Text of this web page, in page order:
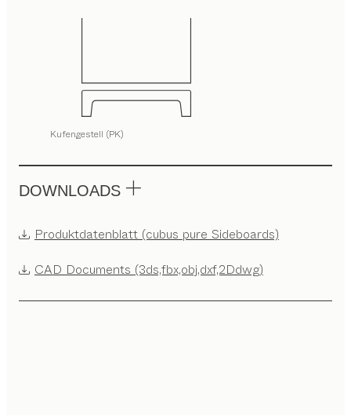
Kufengestell (PK)
DOWNLOADS
Produktdatenblatt (cubus pure Sideboards)
CAD Documents (3ds,fbx,obj,dxf,2Ddwg)